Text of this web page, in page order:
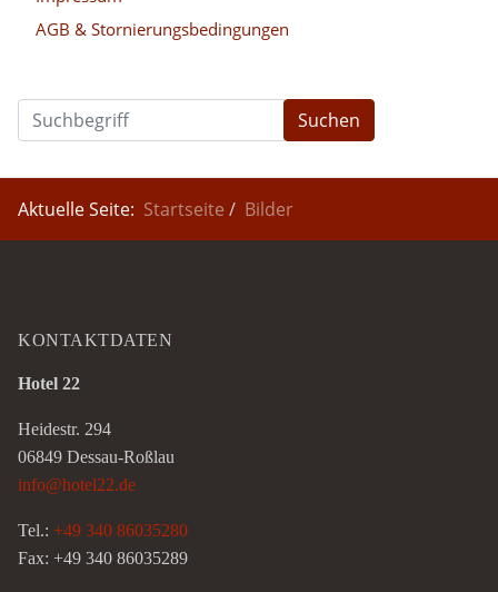
AGB & Stornierungsbedingungen
Suchen
Aktuelle Seite: Startseite Bilder
KONTAKTDATEN
Hotel 22
Heidestr. 294
06849 Dessau-Roßlau
info@hotel22.de
Tel.: +49 340 86035280
Fax: +49 340 86035289